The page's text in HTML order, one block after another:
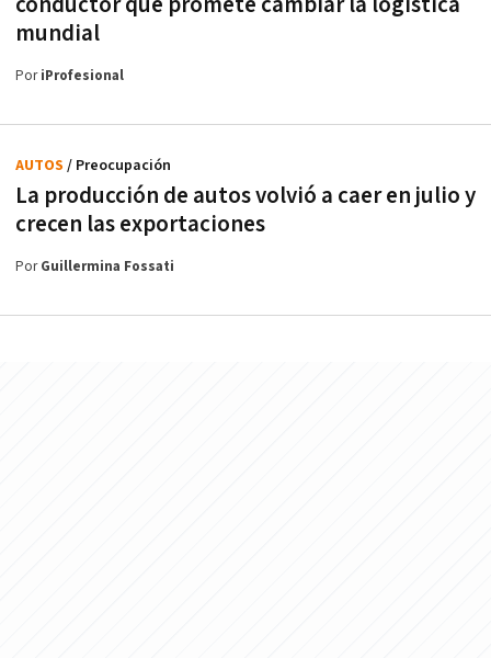
mundial
PoriProfesional
La producción de autos volvió a caer en julio y
crecen las exportaciones
AUTOS / Preocupación
PorGuillermina Fossati